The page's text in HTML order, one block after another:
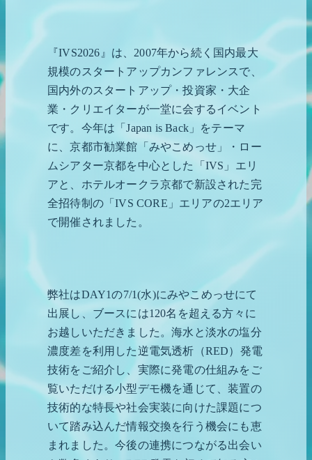
『IVS2026』は、2007年から続く国内最大
規模のスタートアップカンファレンスで、
国内外のスタートアップ・投資家・大企
業・クリエイターが一堂に会するイベント
です。今年は「Japan is Back」をテーマ
に、京都市勧業館「みやこめっせ」・ロー
ムシアター京都を中心とした「IVS」エリ
アと、ホテルオークラ京都で新設された完
全招待制の「IVS CORE」エリアの2エリア
で開催されました。
弊社はDAY1の7/1(水)にみやこめっせにて
出展し、ブースには120名を超える方々に
お越しいただきました。海水と淡水の塩分
濃度差を利用した逆電気透析（RED）発電
技術をご紹介し、実際に発電の仕組みをご
覧いただける小型デモ機を通じて、装置の
技術的な特長や社会実装に向けた課題につ
いて踏み込んだ情報交換を行う機会にも恵
まれました。今後の連携につながる出会い